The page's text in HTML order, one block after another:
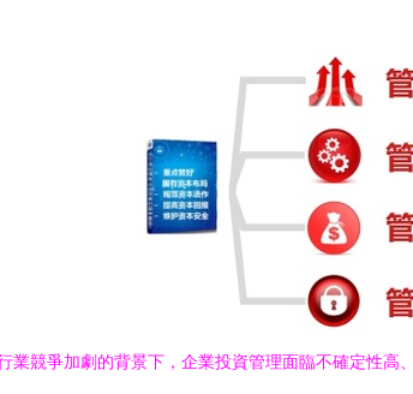
業競爭加劇的背景下，企業投資管理面臨不確定性